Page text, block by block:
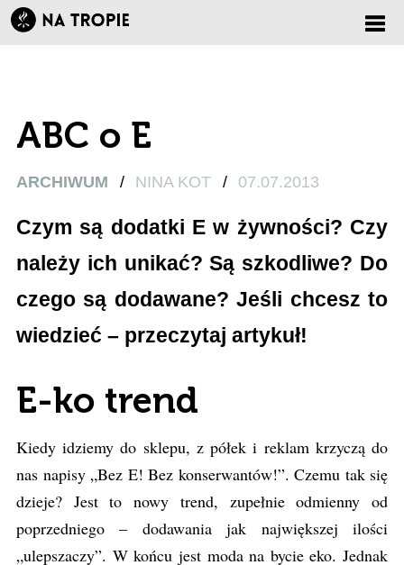
ABC o E
ARCHIWUM / NINA KOT / 07.07.2013
Czym są dodatki E w żywności? Czy
należy ich unikać? Są szkodliwe? Do
czego są dodawane? Jeśli chcesz to
wiedzieć – przeczytaj artykuł!
E-ko trend
Kiedy idziemy do sklepu, z półek i reklam krzyczą do
nas napisy „Bez E! Bez konserwantów!”. Czemu tak się
dzieje? Jest to nowy trend, zupełnie odmienny od
poprzedniego – dodawania jak największej ilości
„ulepszaczy”. W końcu jest moda na bycie eko. Jednak